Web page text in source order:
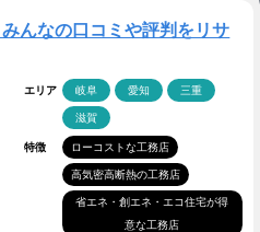
んなの口コミや評判をリサ
エリア 岐阜 愛知 三重
滋賀
特徴 ローコストな工務店
高気密高断熱の工務店
省エネ・創エネ・エコ住宅が得
意な工務店